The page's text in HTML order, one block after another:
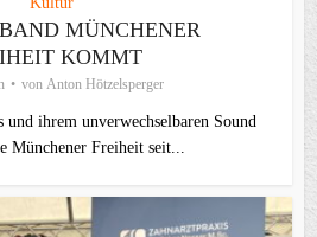
MÜNCHENER
KOMMT
von Anton Hötzelsperger
ihrem unverwechselbaren Sound
Münchener Freiheit seit...